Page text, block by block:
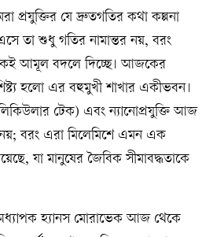
যে দ্রুতগতির কথা কল্পনা
তা শুধু গতির নামান্তর নয়, বরং
আমূল বদলে দিচ্ছে। আজকের
হলো এর বহুমুখী শাখার একীভবন।
টেক) এবং ন্যানোপ্রযুক্তি আজ
বরং এরা মিলেমিশে এমন এক
যা মানুষের জৈবিক সীমাবদ্ধতাকে
হ্যানস মোরাভেক আজ থেকে